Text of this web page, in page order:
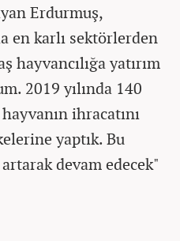
Erdurmuş,
en karlı sektörlerden
hayvancılığa yatırım
2019 yılında 140
ihracatını
yaptık. Bu
devam edecek"